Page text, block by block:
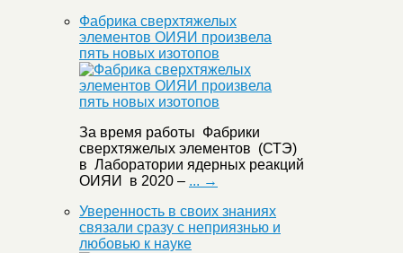
Фабрика сверхтяжелых
элементов ОИЯИ произвела
пять новых изотопов
За время работы Фабрики
сверхтяжелых элементов (СТЭ)
в Лаборатории ядерных реакций
ОИЯИ в 2020 – ... →
Уверенность в своих знаниях
связали сразу с неприязнью и
любовью к науке